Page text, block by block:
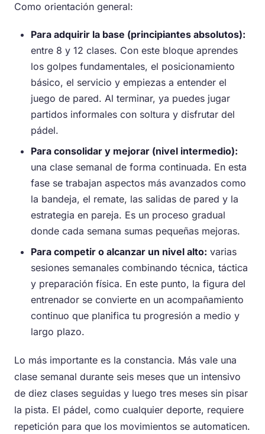
Como orientación general:
Para adquirir la base (principiantes absolutos):
entre 8 y 12 clases. Con este bloque aprendes
los golpes fundamentales, el posicionamiento
básico, el servicio y empiezas a entender el
juego de pared. Al terminar, ya puedes jugar
partidos informales con soltura y disfrutar del
pádel.
Para consolidar y mejorar (nivel intermedio):
una clase semanal de forma continuada. En esta
fase se trabajan aspectos más avanzados como
la bandeja, el remate, las salidas de pared y la
estrategia en pareja. Es un proceso gradual
donde cada semana sumas pequeñas mejoras.
Para competir o alcanzar un nivel alto: varias
sesiones semanales combinando técnica, táctica
y preparación física. En este punto, la figura del
entrenador se convierte en un acompañamiento
continuo que planifica tu progresión a medio y
largo plazo.
Lo más importante es la constancia. Más vale una
clase semanal durante seis meses que un intensivo
de diez clases seguidas y luego tres meses sin pisar
la pista. El pádel, como cualquier deporte, requiere
repetición para que los movimientos se automaticen.